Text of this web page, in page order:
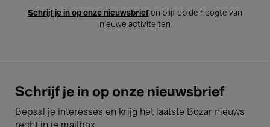
Schrijf je in op onze nieuwsbrief en blijf op de hoogte van
nieuwe activiteiten
Schrijf je in op onze nieuwsbrief
Bepaal je interesses en krijg het laatste Bozar nieuws